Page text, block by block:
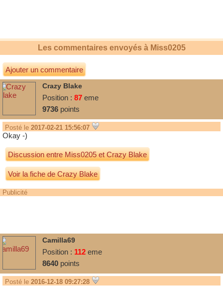
Les commentaires envoyés à Miss0205
Ajouter un commentaire
Crazy Blake
Position : 87 eme
9736 points
Posté le 2017-02-21 15:56:07
Okay -)
Discussion entreMiss0205etCrazy Blake
Voir la fiche de Crazy Blake
Publicité
Camilla69
Position : 112 eme
8640 points
Posté le 2016-12-18 09:27:28